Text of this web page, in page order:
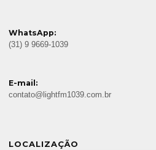
WhatsApp:
(31) 9 9669-1039
E-mail:
contato@lightfm1039.com.br
LOCALIZAÇÃO